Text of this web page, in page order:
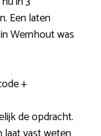
Een laten
Wernhout was
+
de opdracht.